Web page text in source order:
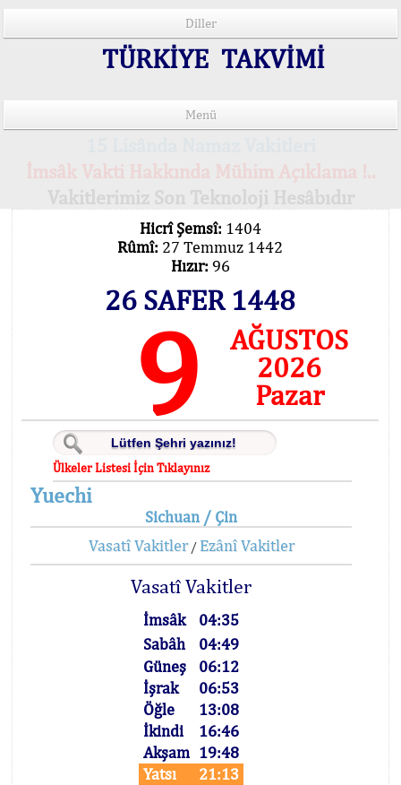
Diller
TÜRKİYE TAKVİMİ
Menü
Hicrî Şemsî: 1404
Rûmî: 27 Temmuz 1442
Hızır: 96
26 SAFER 1448
9
AĞUSTOS
2026
Pazar
Ülkeler Listesi İçin Tıklayınız
Yuechi
Sichuan / Çin
Vasatî Vakitler/ Ezânî Vakitler
Vasatî Vakitler
İmsâk
04:35
Sabâh
04:49
Güneş
06:12
İşrak
06:53
Öğle
13:08
İkindi
16:46
Akşam 19:48
Yatsı
21:13